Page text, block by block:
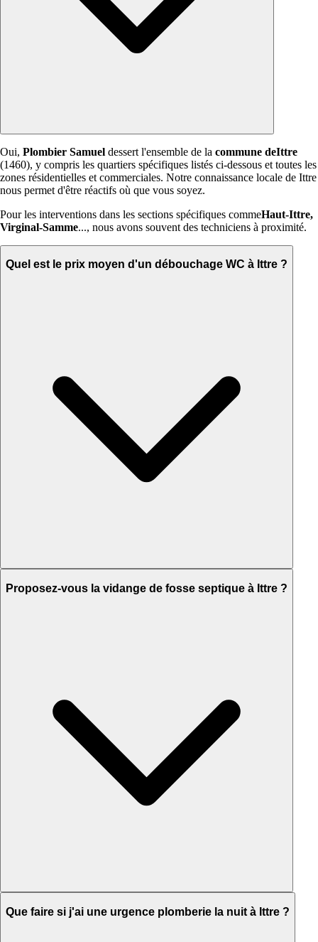
Oui, Plombier Samuel dessert l'ensemble de la commune deIttre
(1460), y compris les quartiers spécifiques listés ci-dessous et toutes les
zones résidentielles et commerciales. Notre connaissance locale de Ittre
nous permet d'être réactifs où que vous soyez.
Pour les interventions dans les sections spécifiques commeHaut-Ittre,
Virginal-Samme..., nous avons souvent des techniciens à proximité.
Quel est le prix moyen d'un débouchage WC à Ittre ?
Proposez-vous la vidange de fosse septique à Ittre ?
Que faire si j'ai une urgence plomberie la nuit à Ittre ?